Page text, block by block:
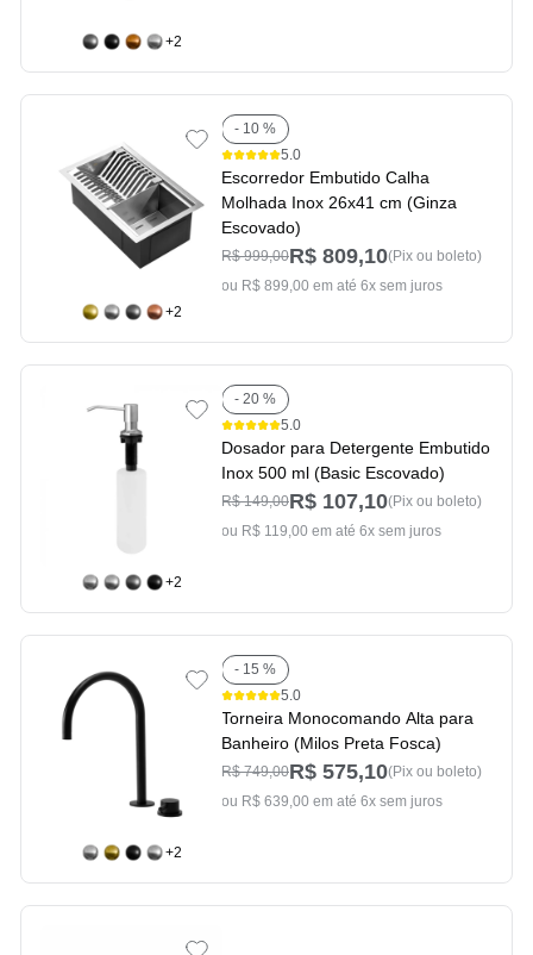
+2
+2
- 10 %
5.0
Escorredor Embutido Calha
Molhada Inox 26x41 cm (Ginza
Escovado)
R$ 999,00R$ 809,10(Pix ou boleto)
ou R$ 899,00 em até 6x sem juros
+2
- 20 %
5.0
Dosador para Detergente Embutido
Inox 500 ml (Basic Escovado)
R$ 149,00R$ 107,10(Pix ou boleto)
ou R$ 119,00 em até 6x sem juros
+2
- 15 %
5.0
Torneira Monocomando Alta para
Banheiro (Milos Preta Fosca)
R$ 749,00R$ 575,10(Pix ou boleto)
ou R$ 639,00 em até 6x sem juros